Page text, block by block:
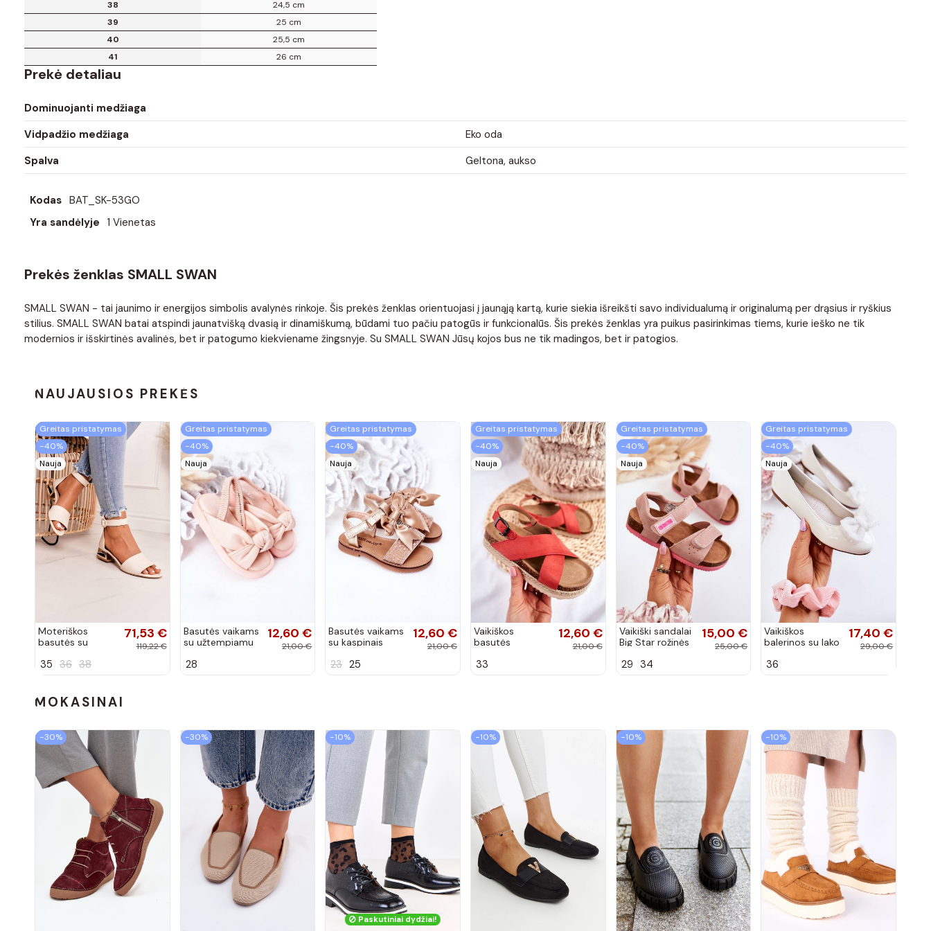
38
24,5 cm
39
25 cm
40
25,5 cm
41
26 cm
Prekė detaliau
Dominuojanti medžiaga
Vidpadžio medžiaga
Eko oda
Spalva
Geltona, aukso
Kodas BAT_SK-53GO
Yra sandėlyje 1 Vienetas
Prekės ženklas SMALL SWAN
SMALL SWAN - tai jaunimo ir energijos simbolis avalynės rinkoje. Šis prekės ženklas orientuojasi į jaunąją kartą, kurie siekia išreikšti savo individualumą ir originalumą per drąsius ir ryškius
stilius. SMALL SWAN batai atspindi jaunatvišką dvasią ir dinamiškumą, būdami tuo pačiu patogūs ir funkcionalūs. Šis prekės ženklas yra puikus pasirinkimas tiems, kurie ieško ne tik
modernios ir išskirtinės avalinės, bet ir patogumo kiekviename žingsnyje. Su SMALL SWAN Jūsų kojos bus ne tik madingos, bet ir patogios.
NAUJAUSIOS PREKĖS
Greitas pristatymas
−40%
Nauja
Moteriškos
basutės su
kulniukais Laura
71,53 €
119,22 €
35 36 38
Greitas pristatymas
−40%
Nauja
Basutės vaikams
su užtempiamu
spalvos
12,60 €
21,00 €
28
Greitas pristatymas
−40%
Nauja
Basutės vaikams
su kaspinais
12,60 €
21,00 €
23 25
Greitas pristatymas
−40%
Nauja
Vaikiškos
basutės
12,60 €
21,00 €
33
Greitas pristatymas
−40%
Nauja
Vaikiški sandalai
Big Star rožinės
15,00 €
25,00 €
29 34
Greitas pristatymas
−40%
Nauja
Vaikiškos
balerinos su lako
kaspinais baltos
17,40 €
29,00 €
36
MOKASINAI
−30% −30% −10%
Paskutiniai dydžiai!
−10% −10% −10%